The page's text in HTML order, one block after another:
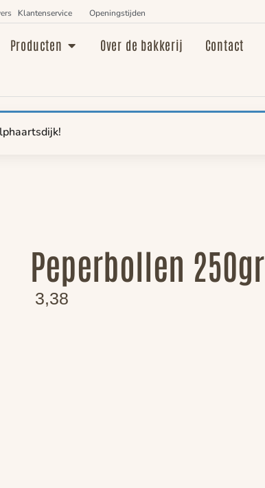
Klantenservice Openingstijden
Producten Over de bakkerij Contact
Peperbollen 250gr
3,38